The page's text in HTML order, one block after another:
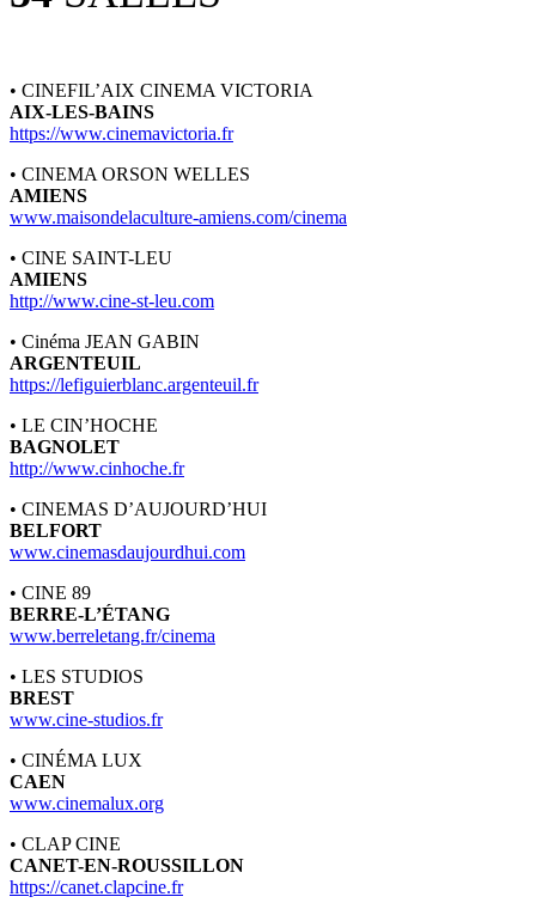
• CINEFIL’AIX CINEMA VICTORIA
AIX-LES-BAINS
https://www.cinemavictoria.fr
• CINEMA ORSON WELLES
AMIENS
www.maisondelaculture-amiens.com/cinema
• CINE SAINT-LEU
AMIENS
http://www.cine-st-leu.com
• Cinéma JEAN GABIN
ARGENTEUIL
https://lefiguierblanc.argenteuil.fr
• LE CIN’HOCHE
BAGNOLET
http://www.cinhoche.fr
• CINEMAS D’AUJOURD’HUI
BELFORT
www.cinemasdaujourdhui.com
• CINE 89
BERRE-L’ÉTANG
www.berreletang.fr/cinema
• LES STUDIOS
BREST
www.cine-studios.fr
• CINÉMA LUX
CAEN
www.cinemalux.org
• CLAP CINE
CANET-EN-ROUSSILLON
https://canet.clapcine.fr